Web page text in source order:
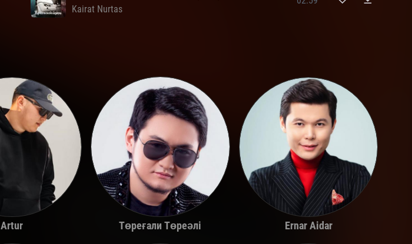
Kairat Nurtas
Artur Төреғали Төреәлі Ernar Aidar